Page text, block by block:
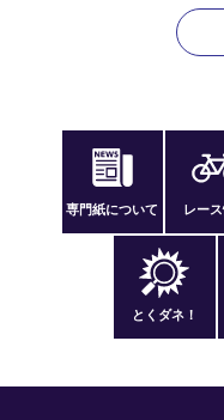
専門紙について レー
とくダネ！